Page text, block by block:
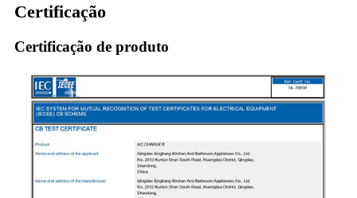
Certificação
Certificação de produto